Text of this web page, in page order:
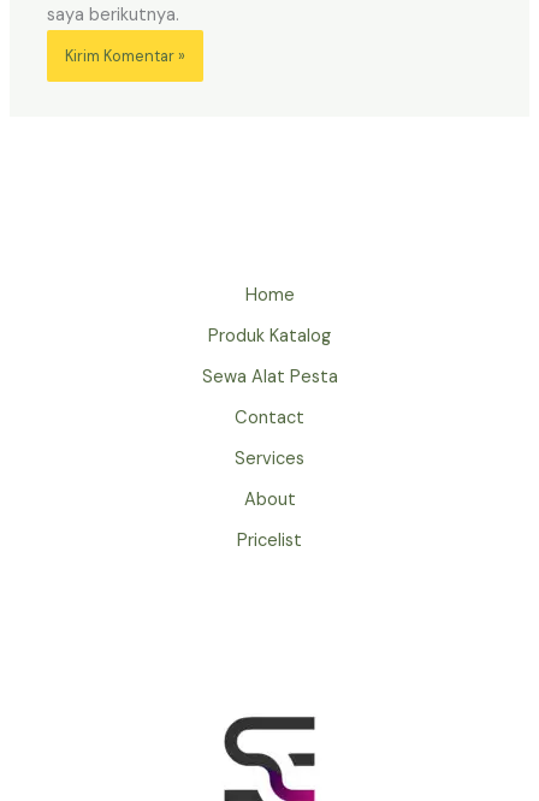
saya berikutnya.
Home
Produk Katalog
Sewa Alat Pesta
Contact
Services
About
Pricelist